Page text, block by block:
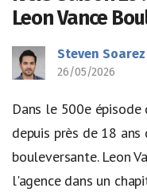
Leon Vance
Steven Soarez
26/05/2026
Dans le 500e épisode
depuis près de 18
bouleversante. Leon
l'agence dans un